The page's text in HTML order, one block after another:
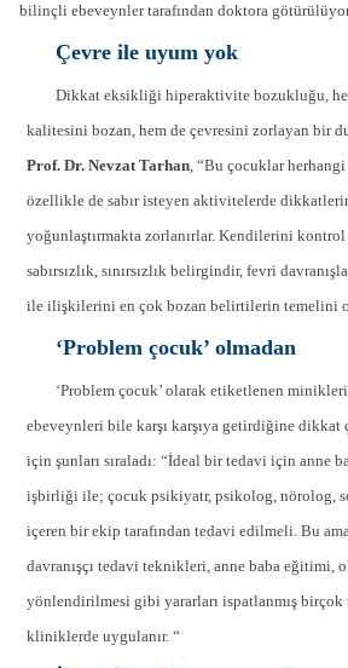
bilinçli ebeveynler tarafından doktora
Çevre ile uyum yok
Dikkat eksikliği hiperaktivite bozukluğu,
kalitesini bozan, hem de çevresini zorlayan bir
Prof. Dr. Nevzat Tarhan, “Bu çocuklar
özellikle de sabır isteyen aktivitelerde
yoğunlaştırmakta zorlanırlar. Kendilerini kontrol
sabırsızlık, sınırsızlık belirgindir, fevri
ile ilişkilerini en çok bozan belirtilerin temelini
‘Problem çocuk’ olmadan
‘Problem çocuk’ olarak etiketlenen
ebeveynleri bile karşı karşıya getirdiğine dikkat
için şunları sıraladı: “İdeal bir tedavi için anne
işbirliği ile; çocuk psikiyatr, psikolog, nörolog,
içeren bir ekip tarafından tedavi edilmeli. Bu
davranışçı tedavi teknikleri, anne baba eğitimi,
yönlendirilmesi gibi yararları ispatlanmış
kliniklerde uygulanır. “